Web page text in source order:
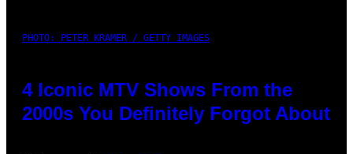
PHOTO: PETER KRAMER / GETTY IMAGES
4 Iconic MTV Shows From the
2000s You Definitely Forgot About